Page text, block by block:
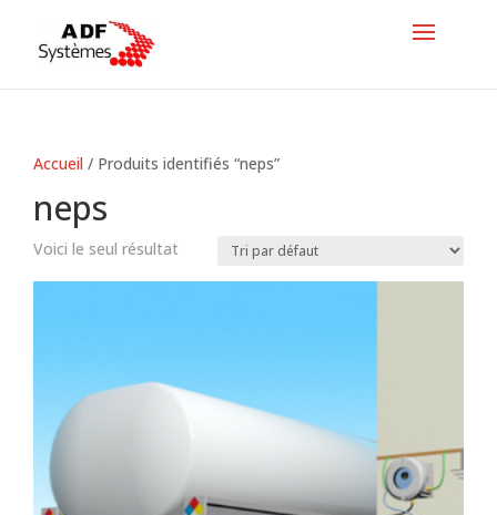
Accueil / Produits identifiés “neps”
neps
Voici le seul résultat